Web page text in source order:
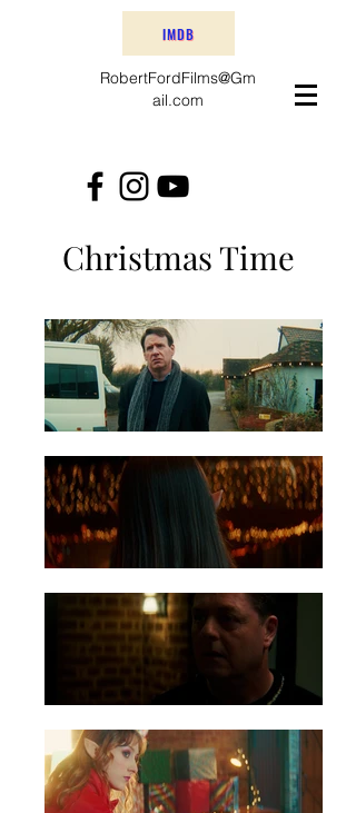
IMDB
RobertFordFilms@Gm
ail.com
Christmas Time